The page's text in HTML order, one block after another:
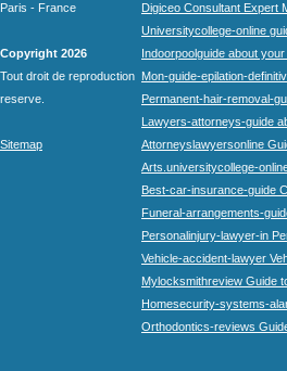
Paris - France
Copyright 2026
Tout droit de reproduction
reserve.
Sitemap
Digiceo Consultant Expert
Universitycollege-online
Indoorpoolguide about
Mon-guide-epilation-
Permanent-hair-removal-
Lawyers-attorneys-guide
Attorneyslawyersonline
Arts.universitycollege-
Best-car-insurance-guide
Funeral-arrangements-
Personalinjury-lawyer-in
Vehicle-accident-lawyer
Mylocksmithreview Guide
Homesecurity-systems-
Orthodontics-reviews